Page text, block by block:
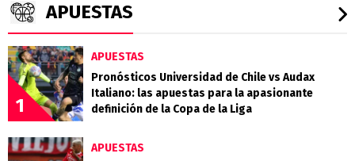
APUESTAS
1
APUESTAS
Pronósticos Universidad de Chile vs Audax
Italiano: las apuestas para la apasionante
definición de la Copa de la Liga
APUESTAS